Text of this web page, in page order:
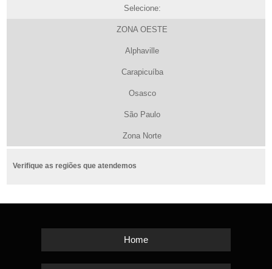
Selecione:
ZONA OESTE
Alphaville
Carapicuíba
Osasco
São Paulo
Zona Norte
Verifique as regiões que atendemos
Home